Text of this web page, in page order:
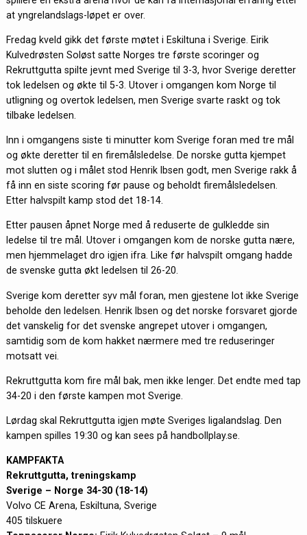
at yngrelandslags-løpet er over.
Fredag kveld gikk det første møtet i Eskiltuna i Sverige. Eirik
Kulvedrøsten Soløst satte Norges tre første scoringer og
Rekruttgutta spilte jevnt med Sverige til 3-3, hvor Sverige deretter
tok ledelsen og økte til 5-3. Utover i omgangen kom Norge til
utligning og overtok ledelsen, men Sverige svarte raskt og tok
tilbake ledelsen.
Inn i omgangens siste ti minutter kom Sverige foran med tre mål
og økte deretter til en firemålsledelse. De norske gutta kjempet
mot slutten og i målet stod Henrik Ibsen godt, men Sverige rakk å
få inn en siste scoring før pause og beholdt firemålsledelsen.
Etter halvspilt kamp stod det 18-14.
Etter pausen åpnet Norge med å reduserte de gulkledde sin
ledelse til tre mål. Utover i omgangen kom de norske gutta nære,
men hjemmelaget dro igjen ifra. Like før halvspilt omgang hadde
de svenske gutta økt ledelsen til 26-20.
Sverige kom deretter syv mål foran, men gjestene lot ikke Sverige
beholde den ledelsen. Henrik Ibsen og det norske forsvaret gjorde
det vanskelig for det svenske angrepet utover i omgangen,
samtidig som de kom hakket nærmere med tre reduseringer
motsatt vei.
Rekruttgutta kom fire mål bak, men ikke lenger. Det endte med tap
34-20 i den første kampen mot Sverige.
Lørdag skal Rekruttgutta igjen møte Sveriges ligalandslag. Den
kampen spilles 19:30 og kan sees på handbollplay.se.
KAMPFAKTA
Rekruttgutta, treningskamp
Sverige – Norge 34-30 (18-14)
Volvo CE Arena, Eskiltuna, Sverige
405 tilskuere